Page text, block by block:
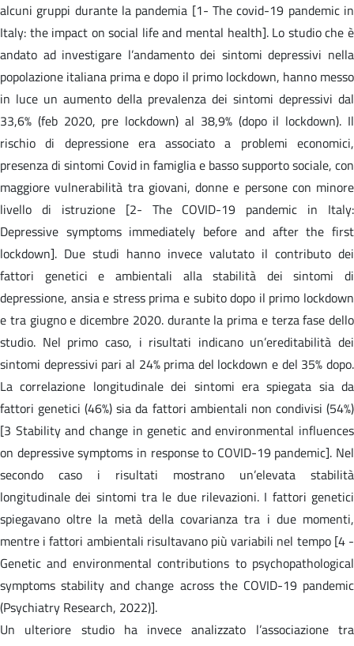
alcuni gruppi durante la pandemia [1- The covid-19 pandemic in
Italy: the impact on social life and mental health]. Lo studio che è
andato ad investigare l’andamento dei sintomi depressivi nella
popolazione italiana prima e dopo il primo lockdown, hanno messo
in luce un aumento della prevalenza dei sintomi depressivi dal
33,6% (feb 2020, pre lockdown) al 38,9% (dopo il lockdown). Il
rischio di depressione era associato a problemi economici,
presenza di sintomi Covid in famiglia e basso supporto sociale, con
maggiore vulnerabilità tra giovani, donne e persone con minore
livello di istruzione [2- The COVID-19 pandemic in Italy:
Depressive symptoms immediately before and after the first
lockdown]. Due studi hanno invece valutato il contributo dei
fattori genetici e ambientali alla stabilità dei sintomi di
depressione, ansia e stress prima e subito dopo il primo lockdown
e tra giugno e dicembre 2020. durante la prima e terza fase dello
studio. Nel primo caso, i risultati indicano un’ereditabilità dei
sintomi depressivi pari al 24% prima del lockdown e del 35% dopo.
La correlazione longitudinale dei sintomi era spiegata sia da
fattori genetici (46%) sia da fattori ambientali non condivisi (54%)
[3 Stability and change in genetic and environmental influences
on depressive symptoms in response to COVID-19 pandemic]. Nel
secondo caso i risultati mostrano un’elevata stabilità
longitudinale dei sintomi tra le due rilevazioni. I fattori genetici
spiegavano oltre la metà della covarianza tra i due momenti,
mentre i fattori ambientali risultavano più variabili nel tempo [4 -
Genetic and environmental contributions to psychopathological
symptoms stability and change across the COVID-19 pandemic
(Psychiatry Research, 2022)].
Un ulteriore studio ha invece analizzato l’associazione tra